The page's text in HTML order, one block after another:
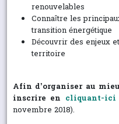
renouvelables
Connaître les
transition énergétique
Découvrir des enjeux
territoire
Afin d’organiser au
inscrire en cliquant-ici
novembre 2018).